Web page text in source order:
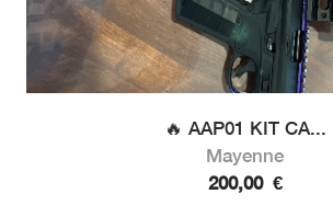
🔥 AAP01 KIT CA...
Mayenne
200,00 €